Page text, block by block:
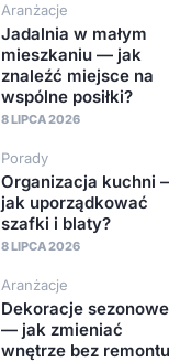
Aranżacje
Jadalnia w małym
mieszkaniu — jak
znaleźć miejsce na
wspólne posiłki?
8 LIPCA 2026
Porady
Organizacja kuchni
jak uporządkować
szafki i blaty?
8 LIPCA 2026
Aranżacje
Dekoracje sezonowe
— jak zmieniać
wnętrze bez